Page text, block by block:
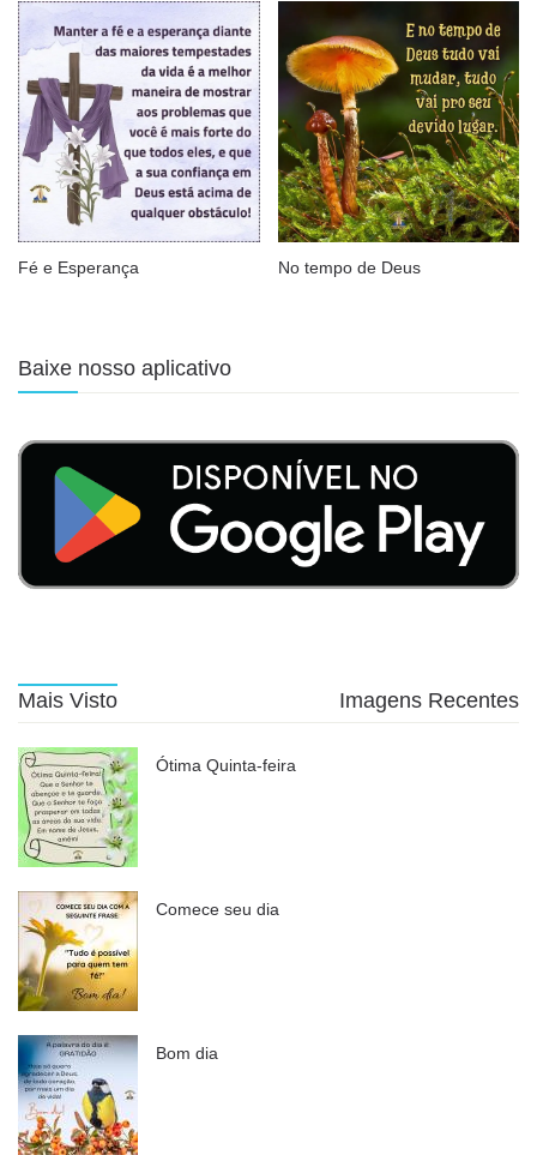
Fé e Esperança No tempo de Deus
Baixe nosso aplicativo
Mais Visto Imagens Recentes
Ótima Quinta-feira
Comece seu dia
Bom dia